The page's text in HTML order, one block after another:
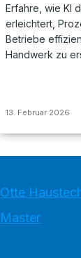
Erfahre, wie KI
erleichtert,
Betriebe
Handwerk zu
13. Februar 2026
Otte
Master